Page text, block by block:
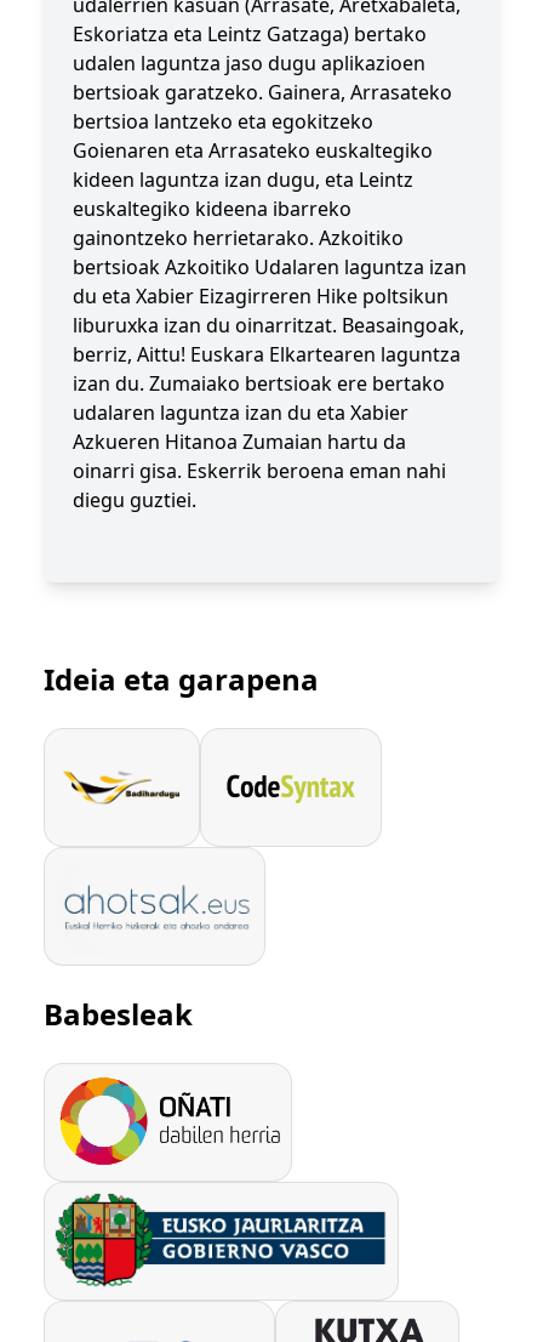
Eskoriatza eta Leintz Gatzaga) bertako
udalen laguntza jaso dugu aplikazioen
bertsioak garatzeko. Gainera, Arrasateko
bertsioa lantzeko eta egokitzeko
Goienaren eta Arrasateko euskaltegiko
kideen laguntza izan dugu, eta Leintz
euskaltegiko kideena ibarreko
gainontzeko herrietarako. Azkoitiko
bertsioak Azkoitiko Udalaren laguntza izan
du eta Xabier Eizagirreren Hike poltsikun
liburuxka izan du oinarritzat. Beasaingoak,
berriz, Aittu! Euskara Elkartearen laguntza
izan du. Zumaiako bertsioak ere bertako
udalaren laguntza izan du eta Xabier
Azkueren Hitanoa Zumaian hartu da
oinarri gisa. Eskerrik beroena eman nahi
diegu guztiei.
Ideia eta garapena
Babesleak